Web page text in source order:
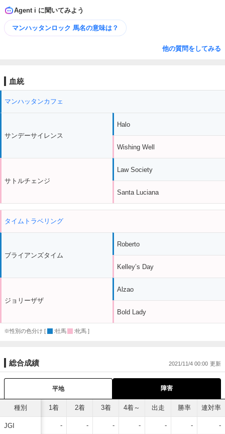
Agent i に聞いてみよう
マンハッタンロック 馬名の意味は？
他の質問をしてみる
血統
マンハッタンカフェ
サンデーサイレンス
サトルチェンジ
Halo
Wishing Well
Law Society
Santa Luciana
タイムトラベリング
ブライアンズタイム
ジョリーザザ
Roberto
Kelley’s Day
Alzao
Bold Lady
※性別の色分け [ :牡馬 :牝馬 ]
総合成績 2021/11/4 00:00
平地 障害
種別
JGI
1着 2着 3着 4着～ 出走 勝率 連対率
- - - - - - -